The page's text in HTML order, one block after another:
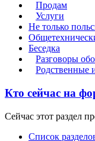
Продам
Услуги
Не только
Беседка
Разговоры
Родственные
Кто сейчас на
Сейчас этот раздел
Список